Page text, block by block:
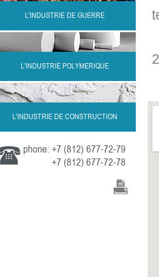
L'INDUSTRIE DE GUERRE
L'INDUSTRIE POLYMERIQUE
L'INDUSTRIE DE CONSTRUCTION
phone: +7 (812) 677-72-79
+7 (812) 677-72-78